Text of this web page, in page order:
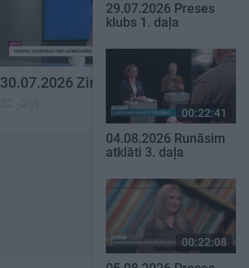
30.07.2026 Ziņu TOP
30. jūlijs
29.07.2026 Preses
klubs 1. daļa
00:22:41
04.08.2026 Runāsim
atklāti 3. daļa
00:22:08